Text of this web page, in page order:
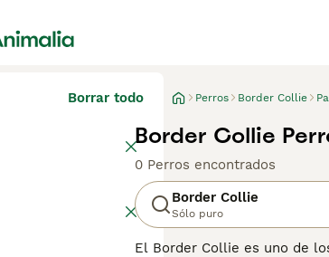
Borrar todo Perros Border Collie
Border Collie
0 Perros encontrados
Border Collie
Sólo puro
El Border Collie es uno de